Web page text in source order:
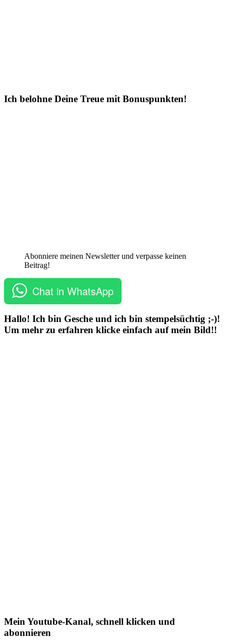
Ich belohne Deine Treue mit Bonuspunkten!
Abonniere meinen Newsletter und verpasse keinen
Beitrag!
Chat in WhatsApp
Hallo! Ich bin Gesche und ich bin stempelsüchtig ;-)!
Um mehr zu erfahren klicke einfach auf mein Bild!!
Mein Youtube-Kanal, schnell klicken und
abonnieren